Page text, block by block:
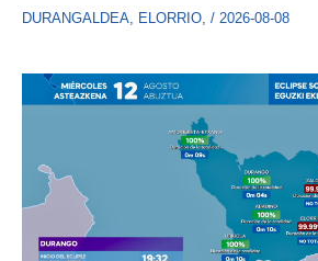
DURANGALDEA ELORRIO / 2026-08-08